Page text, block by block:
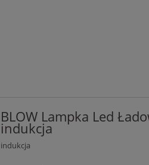
BLOW Lampka Led
indukcja
indukcja